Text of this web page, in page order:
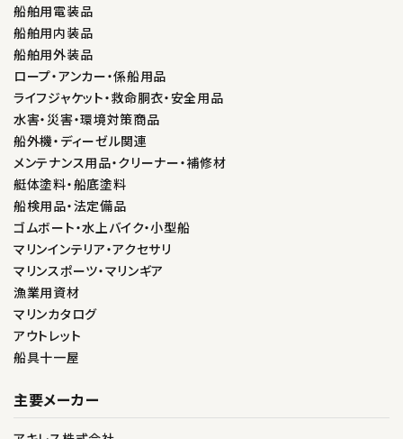
船舶用電装品
船舶用内装品
船舶用外装品
ロープ・アンカー・係船用品
ライフジャケット・救命胴衣・安全用品
水害・災害・環境対策商品
船外機・ディーゼル関連
メンテナンス用品・クリーナー・補修材
艇体塗料・船底塗料
船検用品・法定備品
ゴムボート・水上バイク・小型船
マリンインテリア・アクセサリ
マリンスポーツ・マリンギア
漁業用資材
マリンカタログ
アウトレット
船具十一屋
主要メーカー